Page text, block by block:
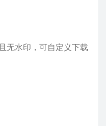
无水印，可自定义下载